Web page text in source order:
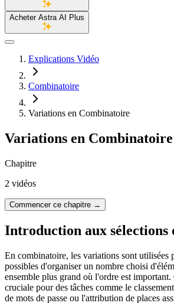
Acheter Astra AI Plus
Explications Vidéo
Combinatoire
Variations en Combinatoire
Variations en Combinatoire
Chapitre
2 vidéos
Commencer ce chapitre →
Introduction aux sélections
En combinatoire, les variations sont utilisées
possibles d'organiser un nombre choisi
ensemble plus grand où l'ordre est important.
cruciale pour des tâches comme le
de mots de passe ou l'attribution de places